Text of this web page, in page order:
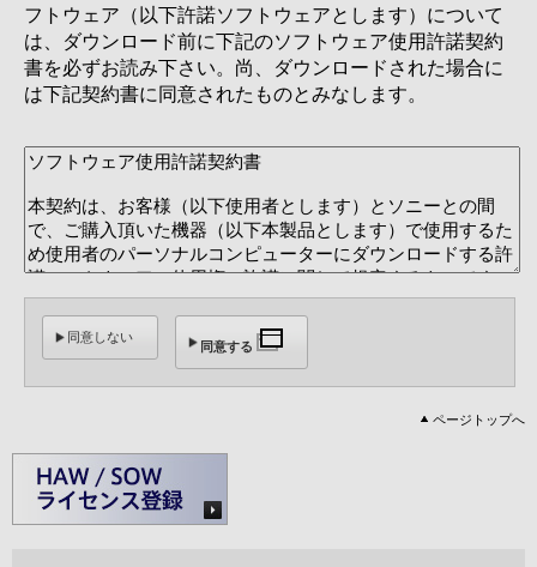
フトウェア（以下許諾ソフトウェアとします）について
は、ダウンロード前に下記のソフトウェア使用許諾契約
書を必ずお読み下さい。尚、ダウンロードされた場合に
は下記契約書に同意されたものとみなします。
同意しない
同意する
ページトップへ